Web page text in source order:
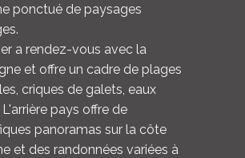
ponctué de paysages
a rendez-vous avec la
et offre un cadre de plages
criques de galets, eaux
pays offre de
panoramas sur la côte
et des randonnées variées à